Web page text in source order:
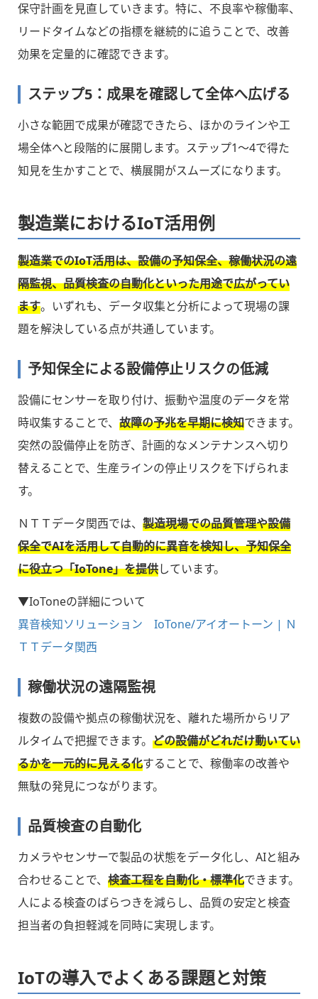
保守計画を見直していきます。特に、不良率や稼働率、
リードタイムなどの指標を継続的に追うことで、改善
効果を定量的に確認できます。
ステップ5：成果を確認して全体へ広げる
小さな範囲で成果が確認できたら、ほかのラインや工
場全体へと段階的に展開します。ステップ1〜4で得た
知見を生かすことで、横展開がスムーズになります。
製造業におけるIoT活用例
製造業でのIoT活用は、設備の予知保全、稼働状況の遠
隔監視、品質検査の自動化といった用途で広がってい
ます。いずれも、データ収集と分析によって現場の課
題を解決している点が共通しています。
予知保全による設備停止リスクの低減
設備にセンサーを取り付け、振動や温度のデータを常
時収集することで、 故障の予兆を早期に検知できます。
突然の設備停止を防ぎ、計画的なメンテナンスへ切り
替えることで、生産ラインの停止リスクを下げられま
す。
ＮＴＴデータ関西では、 製造現場での品質管理や設備
保全でAIを活用して自動的に異音を検知し、予知保全
に役立つ「IoTone」を提供しています。
▼IoToneの詳細について
異音検知ソリューション IoTone/アイオートーン | Ｎ
ＴＴデータ関西
稼働状況の遠隔監視
複数の設備や拠点の稼働状況を、離れた場所からリア
ルタイムで把握できます。 どの設備がどれだけ動いてい
るかを一元的に見える化することで、稼働率の改善や
無駄の発見につながります。
品質検査の自動化
カメラやセンサーで製品の状態をデータ化し、AIと組み
合わせることで、 検査工程を自動化・標準化できます。
人による検査のばらつきを減らし、品質の安定と検査
担当者の負担軽減を同時に実現します。
IoTの導入でよくある課題と対策